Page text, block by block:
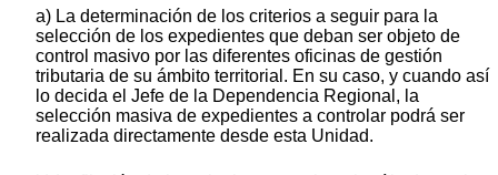
a) La determinación de los criterios a seguir para la
selección de los expedientes que deban ser objeto de
control masivo por las diferentes oficinas de gestión
tributaria de su ámbito territorial. En su caso, y cuando así
lo decida el Jefe de la Dependencia Regional, la
selección masiva de expedientes a controlar podrá ser
realizada directamente desde esta Unidad.